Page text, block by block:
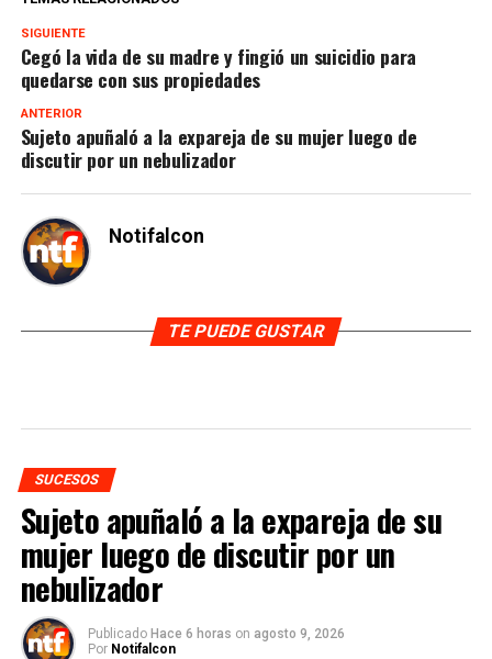
SIGUIENTE
Cegó la vida de su madre y fingió un suicidio para
quedarse con sus propiedades
ANTERIOR
Sujeto apuñaló a la expareja de su mujer luego de
discutir por un nebulizador
Notifalcon
TE PUEDE GUSTAR
SUCESOS
Sujeto apuñaló a la expareja de su
mujer luego de discutir por un
nebulizador
Publicado Hace 6 horas on agosto 9, 2026
Por Notifalcon